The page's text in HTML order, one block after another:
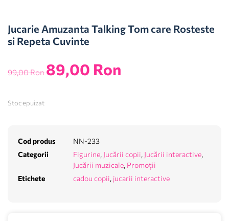
Jucarie Amuzanta Talking Tom care Rosteste
si Repeta Cuvinte
99,00Ron 89,00 Ron
Stoc epuizat
Cod produs
NN-233
Categorii
Figurine, Jucării copii, Jucării interactive,
Jucării muzicale, Promoții
Etichete
cadou copii, jucarii interactive